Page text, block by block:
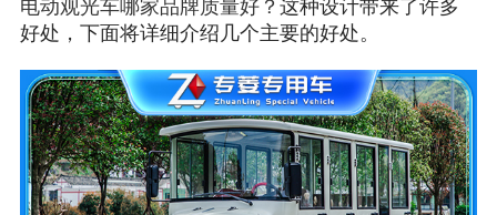
电动观光车哪家品牌质量好？ 这种设计带来了许多
好处，下面将详细介绍几个主要的好处。